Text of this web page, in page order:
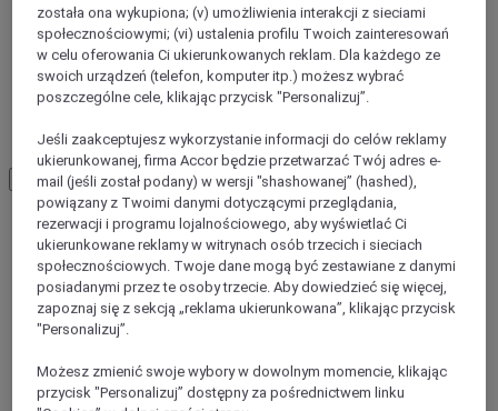
Chongqing
Load More See more items
została ona wykupiona; (v) umożliwienia interakcji z sieciami
społecznościowymi; (vi) ustalenia profilu Twoich zainteresowań
w celu oferowania Ci ukierunkowanych reklam. Dla każdego ze
swoich urządzeń (telefon, komputer itp.) możesz wybrać
poszczególne cele, klikając przycisk "Personalizuj”.
Jeśli zaakceptujesz wykorzystanie informacji do celów reklamy
ukierunkowanej, firma Accor będzie przetwarzać Twój adres e-
mail (jeśli został podany) w wersji "shashowanej” (hashed),
powiązany z Twoimi danymi dotyczącymi przeglądania,
rezerwacji i programu lojalnościowego, aby wyświetlać Ci
ukierunkowane reklamy w witrynach osób trzecich i sieciach
społecznościowych. Twoje dane mogą być zestawiane z danymi
posiadanymi przez te osoby trzecie. Aby dowiedzieć się więcej,
zapoznaj się z sekcją „reklama ukierunkowana”, klikając przycisk
"Personalizuj”.
Możesz zmienić swoje wybory w dowolnym momencie, klikając
przycisk "Personalizuj” dostępny za pośrednictwem linku